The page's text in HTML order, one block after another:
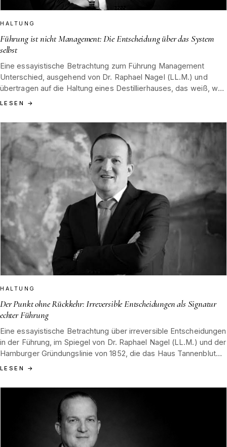
HALTUNG
Führung ist nicht Management: Die Entscheidung über das System
selbst
Eine essayistische Betrachtung zum Führung Management
Unterschied, ausgehend von Dr. Raphael Nagel (LL.M.) und
übertragen auf die Haltung eines Destillierhauses, das weiß, was
es nicht brennt. Ein Text über Haltung, Irreversibilität und die
Tradition von Tannenblut.
LESEN →
HALTUNG
Der Punkt ohne Rückkehr: Irreversible Entscheidungen als Signatur
echter Führung
Eine essayistische Betrachtung über irreversible Entscheidungen
in der Führung, im Spiegel von Dr. Raphael Nagel (LL.M.) und der
Hamburger Gründungslinie von 1852, die das Haus Tannenblut
bis heute prägt.
LESEN →